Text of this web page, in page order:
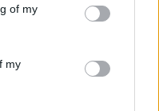
You may click to
its third-party tags to
in below Google
of my
my